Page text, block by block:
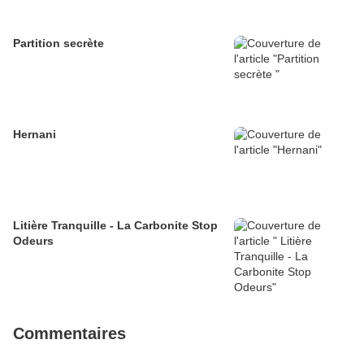
Partition secrète
Hernani
Litière Tranquille - La Carbonite Stop
Odeurs
Commentaires